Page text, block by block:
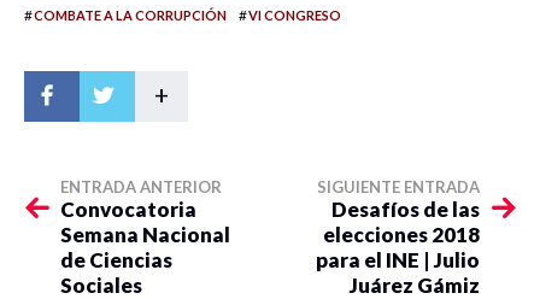
#COMBATE A LA CORRUPCIÓN #VI CONGRESO
+
ENTRADA ANTERIOR
Convocatoria
Semana Nacional
de Ciencias
Sociales
SIGUIENTE ENTRADA
Desafíos de las
elecciones 2018
para el INE | Julio
Juárez Gámiz